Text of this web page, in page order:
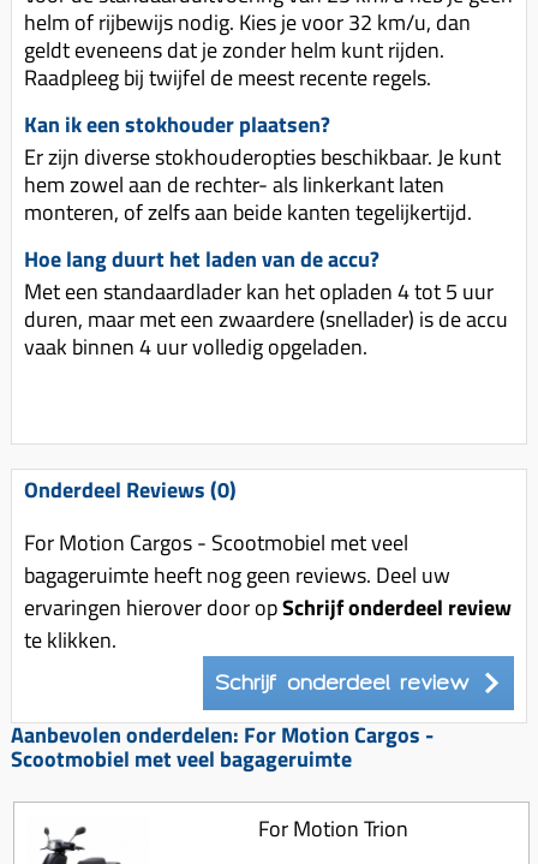
helm of rijbewijs nodig. Kies je voor 32 km/u, dan
geldt eveneens dat je zonder helm kunt rijden.
Raadpleeg bij twijfel de meest recente regels.
Kan ik een stokhouder plaatsen?
Er zijn diverse stokhouderopties beschikbaar. Je kunt
hem zowel aan de rechter- als linkerkant laten
monteren, of zelfs aan beide kanten tegelijkertijd.
Hoe lang duurt het laden van de accu?
Met een standaardlader kan het opladen 4 tot 5 uur
duren, maar met een zwaardere (snellader) is de accu
vaak binnen 4 uur volledig opgeladen.
Onderdeel Reviews (0)
For Motion Cargos - Scootmobiel met veel
bagageruimte heeft nog geen reviews. Deel uw
ervaringen hierover door opSchrijf onderdeel review
te klikken.
Schrijf onderdeel review
Aanbevolen onderdelen: For Motion Cargos -
Scootmobiel met veel bagageruimte
For Motion Trion